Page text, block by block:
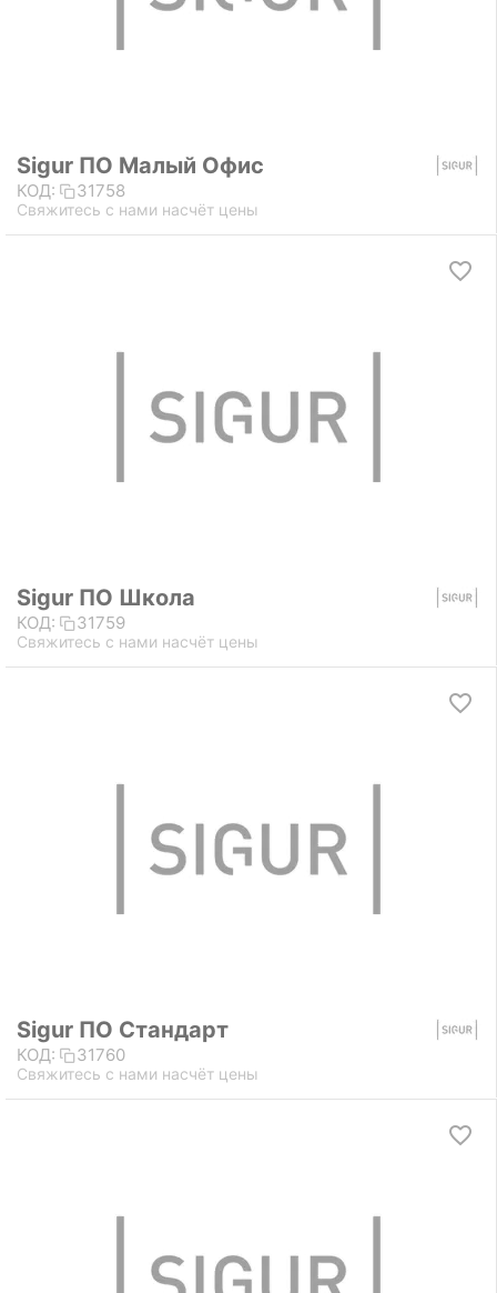
Sigur ПО Малый Офис
КОД: 31758
Свяжитесь с нами насчёт цены
Sigur ПО Школа
КОД: 31759
Свяжитесь с нами насчёт цены
Sigur ПО Стандарт
КОД: 31760
Свяжитесь с нами насчёт цены